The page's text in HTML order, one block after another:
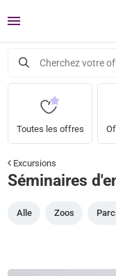
Menu
Cherchez votre
Toutes les offres
Excursions
Séminaires
Alle Zoos